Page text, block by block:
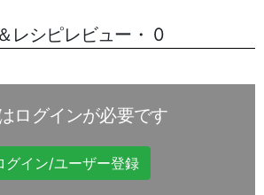
レシピレビュー・ 0
ログインが必要です
グイン/ユーザー登録